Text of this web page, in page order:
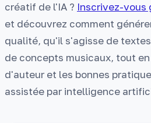
créatif de l'IA ? Inscrivez-vous
et découvrez comment
qualité, qu'il s'agisse de
de concepts musicaux, tout
d'auteur et les bonnes
assistée par intelligence